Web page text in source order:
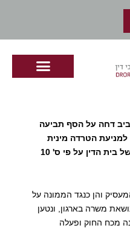
דחה על הסף תביעה
הטרדה מינית
בנתבעת, מחמת חוסר סמכותו של בית הדין על פי ס' 10
והן כנגד הממונה על
משרה בארגון, ונטען
מכח החוק ופעלה